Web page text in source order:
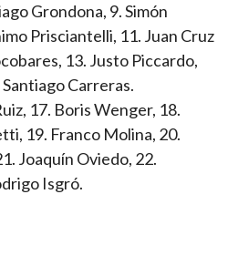
Grondona, 9. Simón
Prisciantelli, 11. Juan Cruz
13. Justo Piccardo,
Carreras.
17. Boris Wenger, 18.
19. Franco Molina, 20.
Joaquín Oviedo, 22.
Isgró.